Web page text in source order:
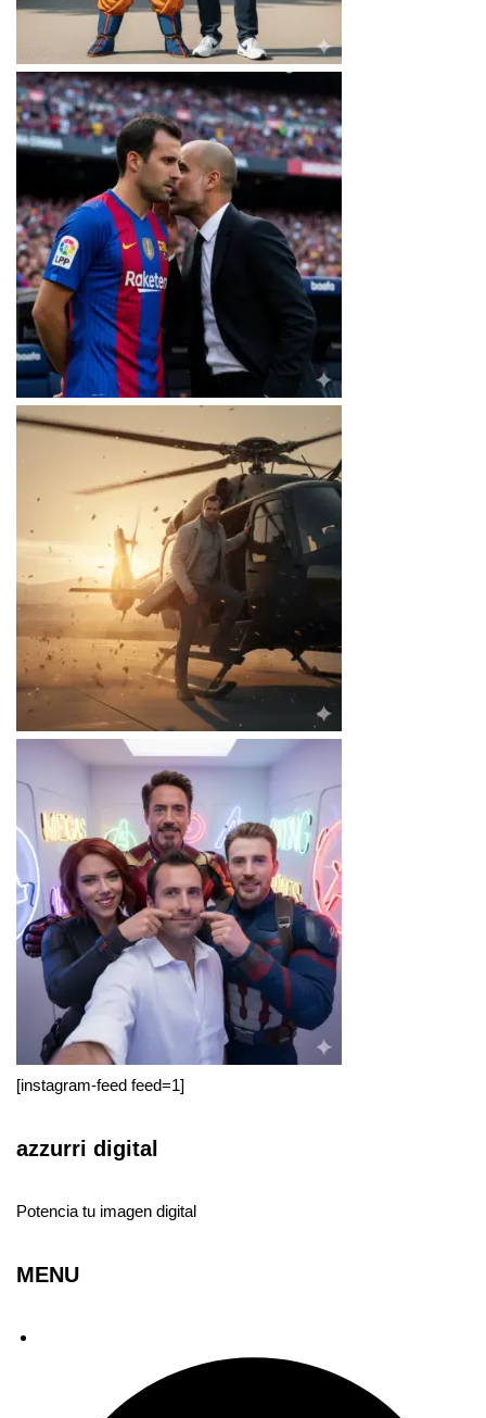
[instagram-feed feed=1]
azzurri digital
Potencia tu imagen digital
MENU